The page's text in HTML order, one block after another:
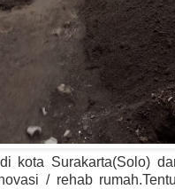
kota Surakarta(Solo)
/ rehab